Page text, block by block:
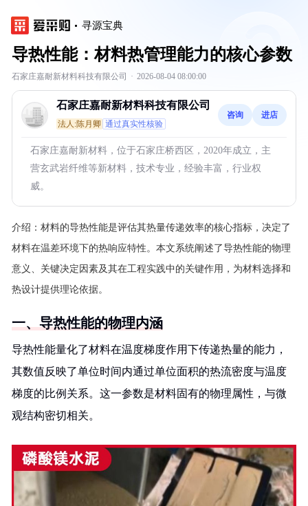
寻源宝典
导热性能：材料热管理能力的核心参数
石家庄嘉耐新材料科技有限公司 · 2026-08-04 08:00:00
石家庄嘉耐新材料科技有限公司
法人:陈月卿 通过真实性核验
咨询 进店
石家庄嘉耐新材料，位于石家庄桥西区，2020年成立，主
营玄武岩纤维等新材料，技术专业，经验丰富，行业权
威。
介绍： 材料的导热性能是评估其热量传递效率的核心指标，决定了
材料在温差环境下的热响应特性。本文系统阐述了导热性能的物理
意义、关键决定因素及其在工程实践中的关键作用，为材料选择和
热设计提供理论依据。
一、导热性能的物理内涵
导热性能量化了材料在温度梯度作用下传递热量的能力，
其数值反映了单位时间内通过单位面积的热流密度与温度
梯度的比例关系。这一参数是材料固有的物理属性，与微
观结构密切相关。